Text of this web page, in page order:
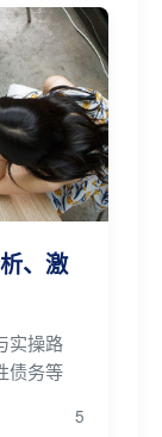
、激
实操路
债务等
5